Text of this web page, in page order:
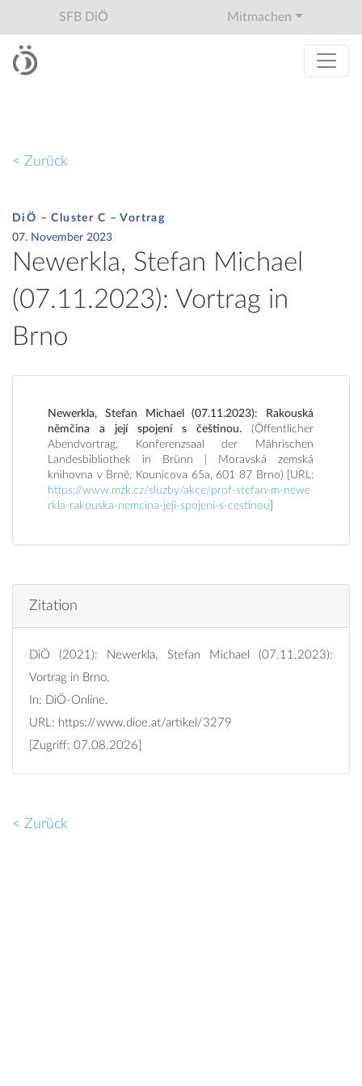
SFB DiÖ Mitmachen
< Zurück
DiÖ – Cluster C – Vortrag
07. November 2023
Newerkla, Stefan Michael
(07.11.2023): Vortrag in
Brno
Newerkla, Stefan Michael (07.11.2023): Rakouská
němčina a její spojení s češtinou. (Öffentlicher
Abendvortrag, Konferenzsaal der Mährischen
Landesbibliothek in Brünn | Moravská zemská
knihovna v Brně, Kounicova 65a, 601 87 Brno) [URL:
https://www.mzk.cz/sluzby/akce/prof-stefan-m-newe
rkla-rakouska-nemcina-jeji-spojeni-s-cestinou
Zitation
DiÖ (2021): Newerkla, Stefan Michael (07.11.2023):
Vortrag in Brno.
In: DiÖ-Online.
URL: https://www.dioe.at/artikel/3279
[Zugriff: 07.08.2026]
< Zurück